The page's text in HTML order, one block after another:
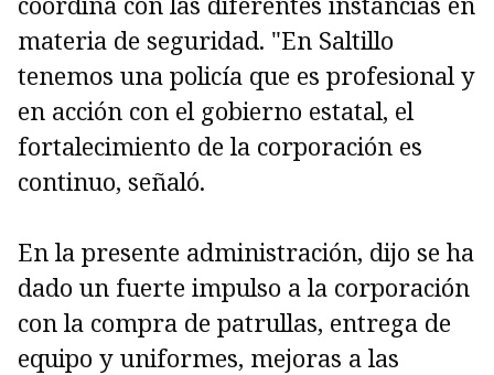
materia de seguridad. "En Saltillo
tenemos una policía que es profesional y
en acción con el gobierno estatal, el
fortalecimiento de la corporación es
continuo, señaló.
En la presente administración, dijo se ha
dado un fuerte impulso a la corporación
con la compra de patrullas, entrega de
equipo y uniformes, mejoras a las